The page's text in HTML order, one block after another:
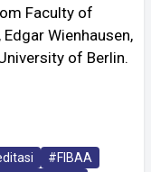
Faculty of
Wienhausen,
of Berlin.
#FIBAA